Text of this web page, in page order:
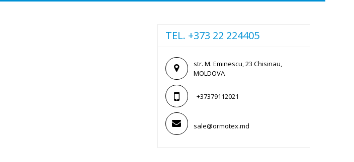
TEL. +373 22 224405
str. M. Eminescu, 23 Chisinau,
MOLDOVA
+37379112021
sale@ormotex.md